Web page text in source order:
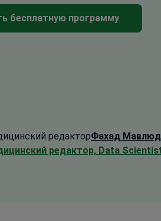
бесплатную программу
редакторФахад Мавлюд
редактор, Data